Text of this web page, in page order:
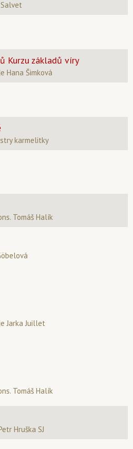
Salvet
Kurzu základů víry
Hana Šimková
karmelitky
Tomáš Halík
Jarka Juillet
Tomáš Halík
Hruška SJ